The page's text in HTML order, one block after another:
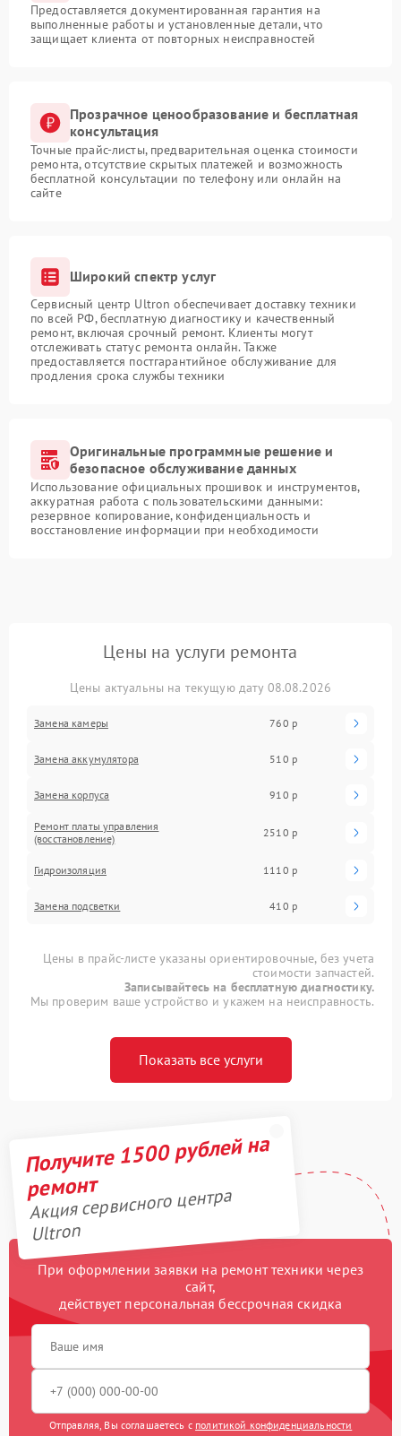
Предоставляется документированная гарантия на
выполненные работы и установленные детали, что
защищает клиента от повторных неисправностей
Прозрачное ценообразование и бесплатная
консультация
Точные прайс-листы, предварительная оценка стоимости
ремонта, отсутствие скрытых платежей и возможность
бесплатной консультации по телефону или онлайн на
сайте
Широкий спектр услуг
Сервисный центр Ultron обеспечивает доставку техники
по всей РФ, бесплатную диагностику и качественный
ремонт, включая срочный ремонт. Клиенты могут
отслеживать статус ремонта онлайн. Также
предоставляется постгарантийное обслуживание для
продления срока службы техники
Оригинальные программные решение и
безопасное обслуживание данных
Использование официальных прошивок и инструментов,
аккуратная работа с пользовательскими данными:
резервное копирование, конфиденциальность и
восстановление информации при необходимости
Цены на услуги ремонта
Цены актуальны на текущую дату 08.08.2026
Замена камеры 760 р
Замена аккумулятора 510 р
Замена корпуса 910 р
Ремонт платы управления
(восстановление)
2510 р
Гидроизоляция 1110 р
Замена подсветки 410 р
Цены в прайс-листе указаны ориентировочные, без учета
стоимости запчастей.
Записывайтесь на бесплатную диагностику.
Мы проверим ваше устройство и укажем на неисправность.
Показать все услуги
Получите 1500 рублей на
ремонт
Акция сервисного центра
Ultron
При оформлении заявки на ремонт техники через
сайт,
действует персональная бессрочная скидка
Отправляя, Вы соглашаетесь с политикой конфиденциальности